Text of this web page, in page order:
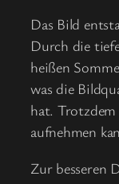
Das Bild
Durch die
heißen
was die
hat.
aufnehmen
Zur besseren